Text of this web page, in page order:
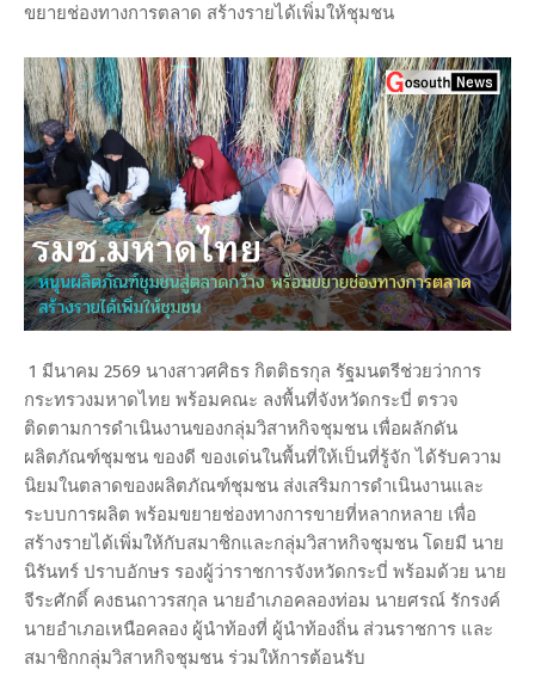
ขยายช่องทางการตลาด สร้างรายได้เพิ่มให้ชุมชน
1 มีนาคม 2569 นางสาวศศิธร กิตติธรกุล รัฐมนตรีช่วยว่าการ
กระทรวงมหาดไทย พร้อมคณะ ลงพื้นที่จังหวัดกระบี่ ตรวจ
ติดตามการดำเนินงานของกลุ่มวิสาหกิจชุมชน เพื่อผลักดัน
ผลิตภัณฑ์ชุมชน ของดี ของเด่นในพื้นที่ให้เป็นที่รู้จัก ได้รับความ
นิยมในตลาดของผลิตภัณฑ์ชุมชน ส่งเสริมการดำเนินงานและ
ระบบการผลิต พร้อมขยายช่องทางการขายที่หลากหลาย เพื่อ
สร้างรายได้เพิ่มให้กับสมาชิกและกลุ่มวิสาหกิจชุมชน โดยมี นาย
นิรันทร์ ปราบอักษร รองผู้ว่าราชการจังหวัดกระบี่ พร้อมด้วย นาย
จีระศักดิ์ คงธนถาวรสกุล นายอำเภอคลองท่อม นายศรณ์ รักรงค์
นายอำเภอเหนือคลอง ผู้นำท้องที่ ผู้นำท้องถิ่น ส่วนราชการ และ
สมาชิกกลุ่มวิสาหกิจชุมชน ร่วมให้การต้อนรับ